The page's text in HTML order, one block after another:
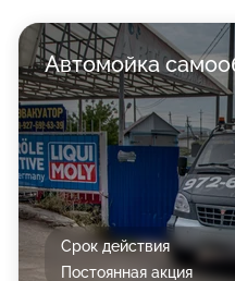
Автомойка
Срок действия
Постоянная акция